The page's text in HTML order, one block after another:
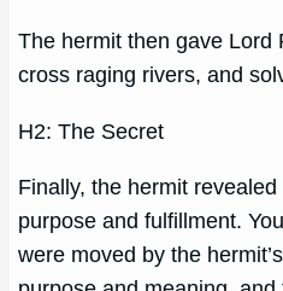
The hermit then gave Lord
cross raging rivers, and
H2: The Secret
Finally, the hermit
purpose and fulfillment.
were moved by the